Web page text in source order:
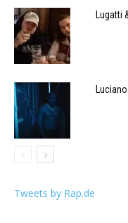
Lugatti
Tweets by Rap.de